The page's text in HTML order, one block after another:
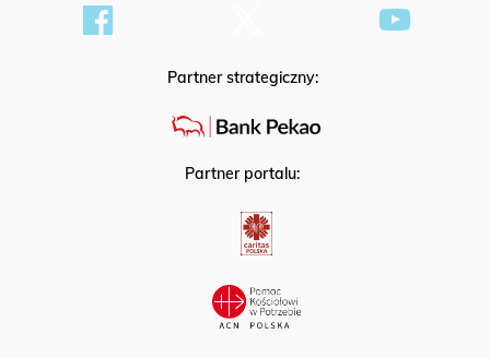
Partner strategiczny:
Partner portalu: